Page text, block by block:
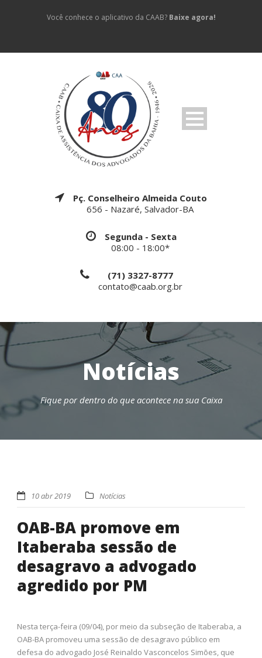
Você conhece o aplicativo da CAAB? Baixe agora!
Pç. Conselheiro Almeida Couto
656 - Nazaré, Salvador-BA
Segunda - Sexta
08:00 - 18:00*
(71) 3327-8777
contato@caab.org.br
Notícias
Fique por dentro do que acontece na sua Caixa
10 abr 2019 Notícias
OAB-BA promove em
Itaberaba sessão de
desagravo a advogado
agredido por PM
Nesta terça-feira (09/04), por meio da subseção de Itaberaba, a
OAB-BA promoveu uma sessão de desagravo público em
defesa do advogado José Reinaldo Vasconcelos Simões, que